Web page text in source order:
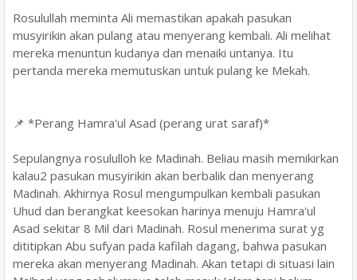
Rosulullah meminta Ali memastikan apakah pasukan
musyirikin akan pulang atau menyerang kembali. Ali melihat
mereka menuntun kudanya dan menaiki untanya. Itu
pertanda mereka memutuskan untuk pulang ke Mekah.
📌 *Perang Hamra'ul Asad (perang urat saraf)*
Sepulangnya rosululloh ke Madinah. Beliau masih memikirkan
kalau2 pasukan musyirikin akan berbalik dan menyerang
Madinah. Akhirnya Rosul mengumpulkan kembali pasukan
Uhud dan berangkat keesokan harinya menuju Hamra'ul
Asad sekitar 8 Mil dari Madinah. Rosul menerima surat yg
dititipkan Abu sufyan pada kafilah dagang, bahwa pasukan
mereka akan menyerang Madinah. Akan tetapi di situasi lain